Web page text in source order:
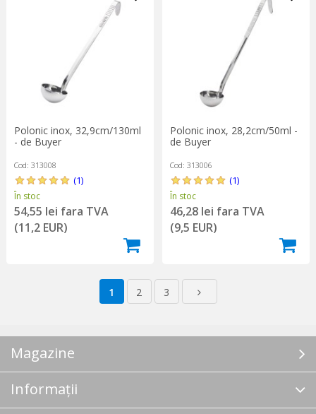
Polonic inox, 32,9cm/130ml
- de Buyer
Cod: 313008
(1)
În stoc
54,55 lei fara TVA
(11,2 EUR)
Polonic inox, 28,2cm/50ml -
de Buyer
Cod: 313006
(1)
În stoc
46,28 lei fara TVA
(9,5 EUR)
1 2 3
Magazine
Informații